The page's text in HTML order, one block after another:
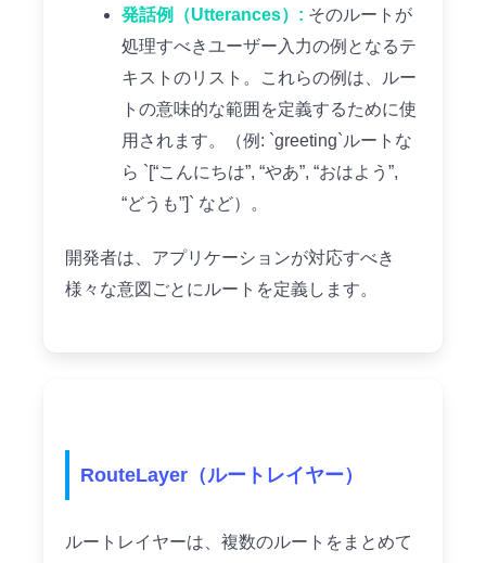
発話例（Utterances）: そのルートが
処理すべきユーザー入力の例となるテ
キストのリスト。これらの例は、ルー
トの意味的な範囲を定義するために使
用されます。（例: `greeting`ルートな
ら `[“こんにちは”, “やあ”, “おはよう”,
“どうも”]` など）。
開発者は、アプリケーションが対応すべき
様々な意図ごとにルートを定義します。
RouteLayer（ルートレイヤー）
ルートレイヤーは、複数のルートをまとめて